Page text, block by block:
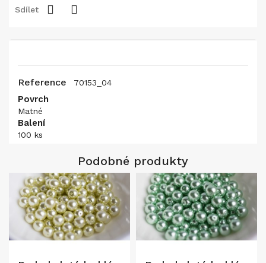
Sdílet
Reference 70153_04
Povrch
Matné
Balení
100 ks
Podobné produkty